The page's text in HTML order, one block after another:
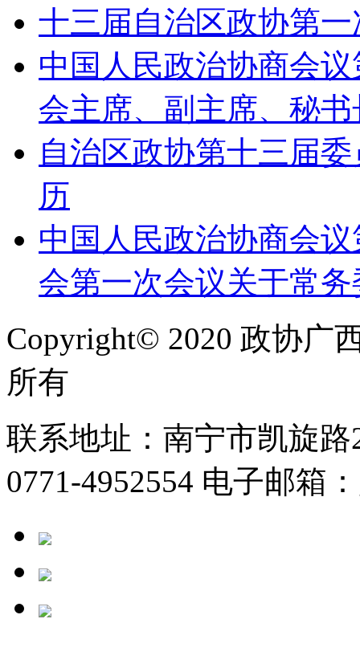
十三届自治区政协第
中国人民政治协商会
会主席、副主席、秘
自治区政协第十三届
历
中国人民政治协商会
会第一次会议关于常
Copyright© 2020 政协广
所有
联系地址：南宁市凯旋
0771-4952554 电子邮箱